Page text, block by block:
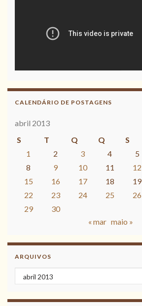
CALENDÁRIO DE POSTAGENS
abril 2013
S
T Q Q S
1
2 3 4 5
8
9 10 11 12
15
16 17 18 19
22
23 24 25 26
29
30
« mar maio »
ARQUIVOS
Arquivos